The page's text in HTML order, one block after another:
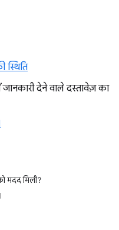
जानकारी देने वाले दस्तावेज़ का
मदद मिली?